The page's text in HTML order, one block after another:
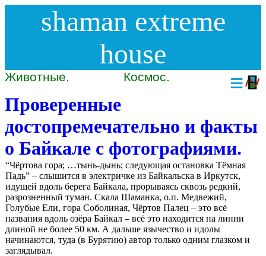
shaman extreme
house
Животные. Космос. ≡
Проверенные
достопремечательно и факты
о Байкале с фотографиями.
“Чёртова гора; …тынь-дынь; следующая остановка Тёмная
Падь” – слышится в электричке из Байкальска в Иркутск,
идущей вдоль берега Байкала, прорываясь сквозь редкий,
разрозненный туман. Скала Шаманка, о.п. Медвежий,
Голубые Ели, гора Соболиная, Чёртов Палец – это всё
названия вдоль озёра Байкал – всё это находится на линии
длиной не более 50 км. А дальше язычество и идолы
начинаются, туда (в Бурятию) автор только одним глазком и
заглядывал.